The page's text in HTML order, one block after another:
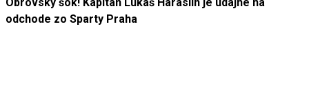
odchode zo Sparty Praha